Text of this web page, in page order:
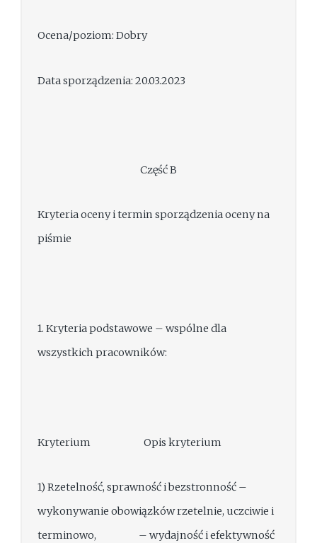
Ocena/poziom: Dobry
Data sporządzenia: 20.03.2023
Część B
Kryteria oceny i termin sporządzenia oceny na
piśmie
1. Kryteria podstawowe – wspólne dla
wszystkich pracowników:
Kryterium Opis kryterium
1) Rzetelność, sprawność i bezstronność –
wykonywanie obowiązków rzetelnie, uczciwie i
terminowo, – wydajność i efektywność